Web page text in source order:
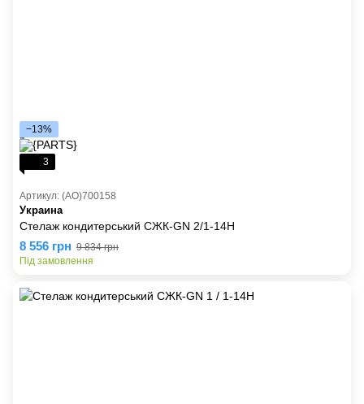
−13%
3
Артикул: (AO)700158
Украина
Стелаж кондитерський СЖК-GN 2/1-14Н
8 556 грн 9 834 грн
Під замовлення